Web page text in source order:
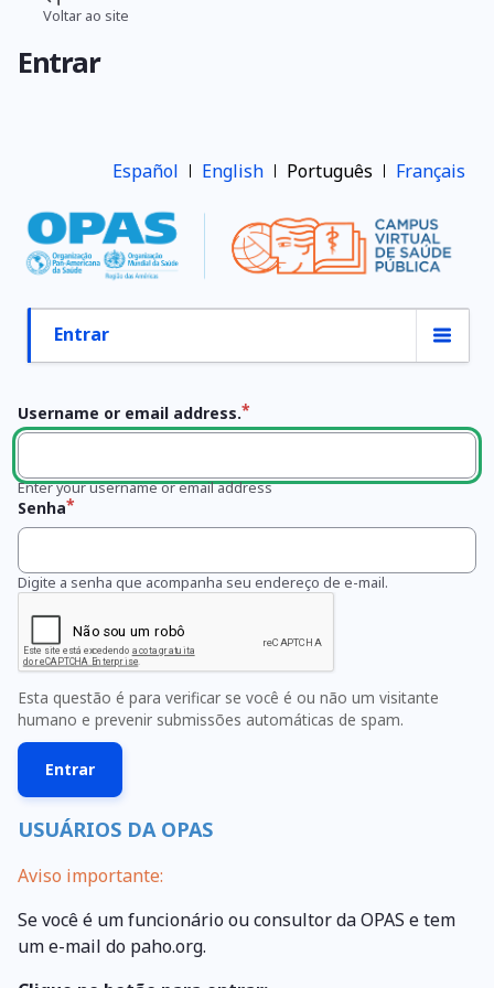
Pular
de
Voltar ao site
Entrar
Español English Português Français
Abas
Entrar
Username or email address.
Enter your username or email address
Senha
Digite a senha que acompanha seu endereço de e-mail.
Esta questão é para verificar se você é ou não um visitante
humano e prevenir submissões automáticas de spam.
USUÁRIOS DA OPAS
Aviso importante:
Se você é um funcionário ou consultor da OPAS e tem
um e-mail do paho.org.